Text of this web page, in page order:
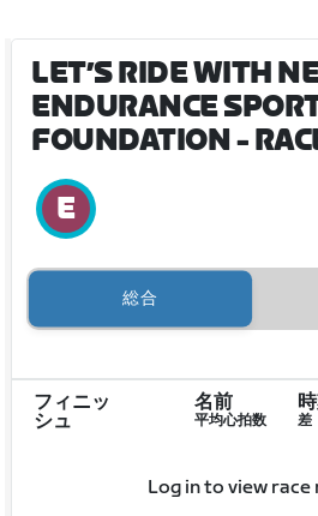
LET’S RIDE WITH
ENDURANCE
FOUNDATION-
総合
フィニッ
シュ
名前
平均心拍数 差
Log in to view race